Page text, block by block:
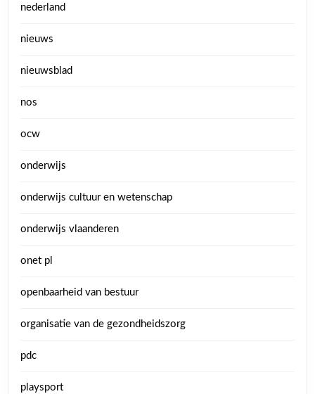
nederland
nieuws
nieuwsblad
nos
ocw
onderwijs
onderwijs cultuur en wetenschap
onderwijs vlaanderen
onet pl
openbaarheid van bestuur
organisatie van de gezondheidszorg
pdc
playsport